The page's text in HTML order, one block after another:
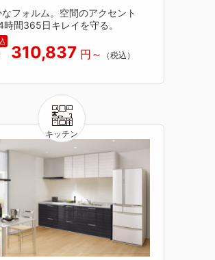
フォルム。空間のアクセント
時間365日キレイを守る。
310,837